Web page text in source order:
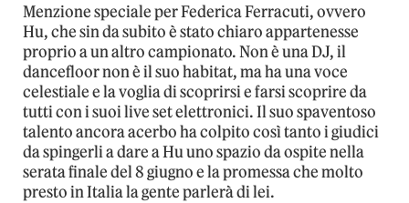
Menzione speciale per Federica Ferracuti, ovvero
Hu, che sin da subito è stato chiaro appartenesse
proprio a un altro campionato. Non è una DJ, il
dancefloor non è il suo habitat, ma ha una voce
celestiale e la voglia di scoprirsi e farsi scoprire da
tutti con i suoi live set elettronici. Il suo spaventoso
talento ancora acerbo ha colpito così tanto i giudici
da spingerli a dare a Hu uno spazio da ospite nella
serata finale del 8 giugno e la promessa che molto
presto in Italia la gente parlerà di lei.